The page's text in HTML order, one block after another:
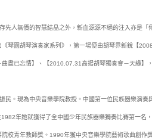
先人無價的智慧結晶之外，新血源源不絕的注入亦是「
琴園胡琴演奏家系列》，第一場便由胡琴界新銳【
盡已忘情】、【2010.07.31高揚胡琴獨奏會－天緣】
民。現為中央音樂學院教授。中國第一位民族器樂演
年她就獲得了全中國少年民族器樂獨奏比賽第一名
校青年教師獎。1990年獲中央音樂學院藝術歌曲創作